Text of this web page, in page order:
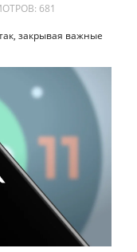
681
закрывая важные